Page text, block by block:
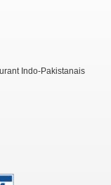
Indo-Pakistanais